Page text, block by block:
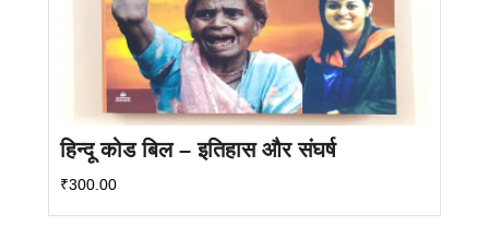
हिन्दू कोड बिल – इतिहास और संघर्ष
₹300.00